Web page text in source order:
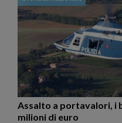
Assalto a portavalori, i
milioni di euro